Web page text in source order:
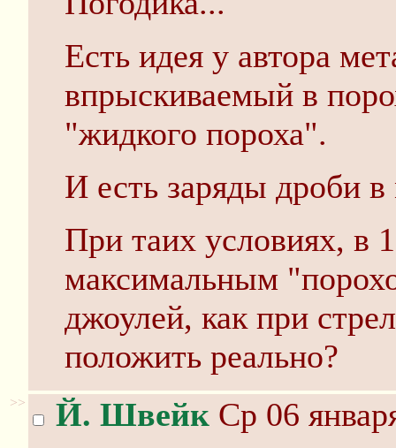
Есть идея у автора
впрыскиваемый в
"жидкого пороха".
И есть заряды дроби в
При таих условиях, в
максимальным
джоулей, как при
положить реально?
>> Й. Швейк Ср 06